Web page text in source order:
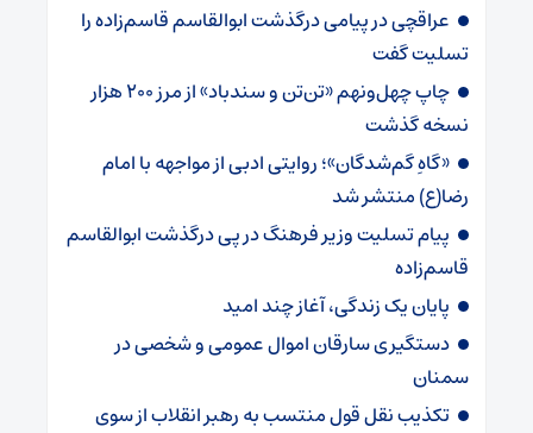
عراقچی در پیامی درگذشت ابوالقاسم قاسم‌زاده را
تسلیت گفت
چاپ چهل‌ونهم «تن‌تن و سندباد» از مرز ۲۰۰ هزار
نسخه گذشت
«گاهِ گم‌شدگان»؛ روایتی ادبی از مواجهه با امام
رضا(ع) منتشر شد
پیام تسلیت وزیر فرهنگ در پی درگذشت ابوالقاسم
قاسم‌زاده
پایان یک زندگی، آغاز چند امید
دستگیری سارقان اموال عمومی و شخصی در
سمنان
تکذیب نقل قول منتسب به رهبر انقلاب از سوی